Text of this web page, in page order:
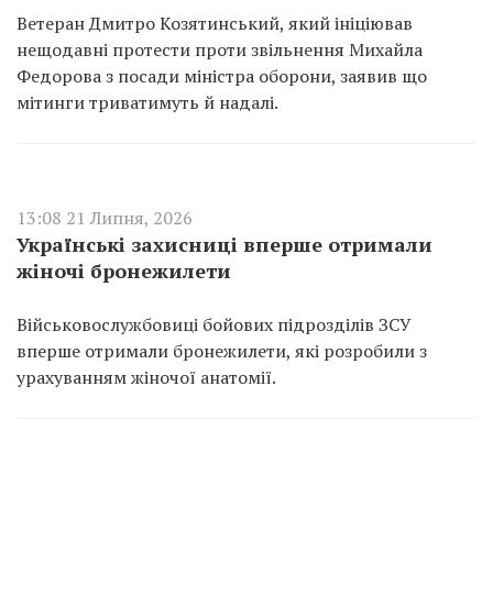
Ветеран Дмитро Козятинський, який ініціював
нещодавні протести проти звільнення Михайла
Федорова з посади міністра оборони, заявив що
мітинги триватимуть й надалі.
13:08 21 Липня, 2026
Українські захисниці вперше отримали
жіночі бронежилети
Військовослужбовиці бойових підрозділів ЗСУ
вперше отримали бронежилети, які розробили з
урахуванням жіночої анатомії.